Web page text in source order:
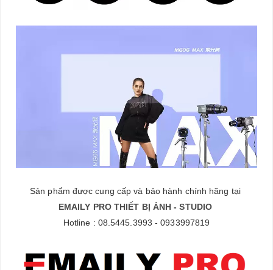
Sản phẩm được cung cấp và bảo hành chính hãng tại
EMAILY PRO THIẾT BỊ ẢNH - STUDIO
Hotline : 08.5445.3993 - 0933997819